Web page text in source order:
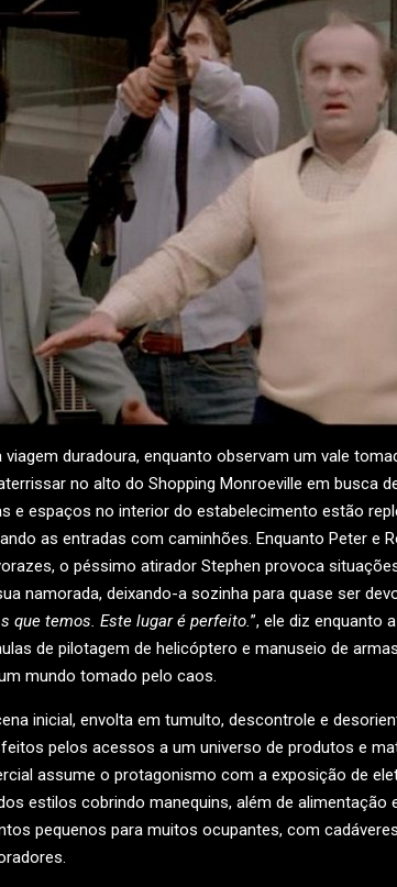
duradoura, enquanto observam um vale
no alto do Shopping Monroeville em busca
espaços no interior do estabelecimento estão
as entradas com caminhões. Enquanto Peter e
o péssimo atirador Stephen provoca
namorada, deixando-a sozinha para quase ser
que temos. Este lugar é perfeito.”, ele diz enquanto
de pilotagem de helicóptero e manuseio de
mundo tomado pelo caos.
inicial, envolta em tumulto, descontrole e
pelos acessos a um universo de produtos e
assume o protagonismo com a exposição de
estilos cobrindo manequins, além de alimentação
pequenos para muitos ocupantes, com